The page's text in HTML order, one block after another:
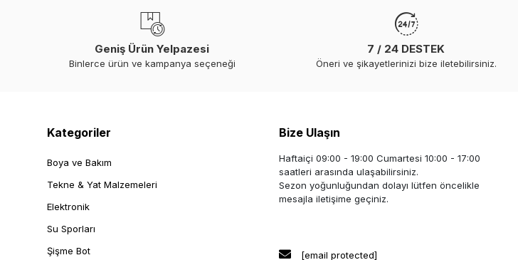
Geniş Ürün Yelpazesi
Binlerce ürün ve kampanya seçeneği
7 / 24 DESTEK
Öneri ve şikayetlerinizi bize iletebilirsiniz.
Kategoriler
Boya ve Bakım
Tekne & Yat Malzemeleri
Elektronik
Su Sporları
Şişme Bot
Bize Ulaşın
Haftaiçi 09:00 - 19:00 Cumartesi 10:00 - 17:00
saatleri arasında ulaşabilirsiniz.
Sezon yoğunluğundan dolayı lütfen öncelikle
mesajla iletişime geçiniz.
[email protected]